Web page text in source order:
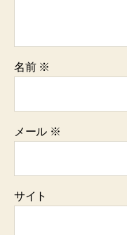
名前 ※
メール ※
サイト